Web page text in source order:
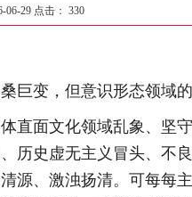
06-29 点击：330
巨变，但意识形态领域
直面文化领域乱象、坚
历史虚无主义冒头、不
源、激浊扬清。可每每